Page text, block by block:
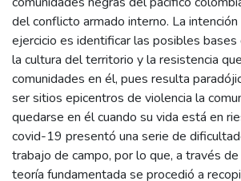
del conflicto armado interno. La
ejercicio es identificar las posibles
la cultura del territorio y la resistencia
comunidades en él, pues resulta
ser sitios epicentros de violencia la
quedarse en él cuando su vida está en
covid-19 presentó una serie de
trabajo de campo, por lo que, a través
teoría fundamentada se procedió a